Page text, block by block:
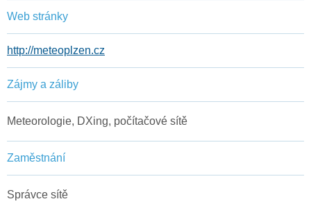
Web stránky
http://meteoplzen.cz
Zájmy a záliby
Meteorologie, DXing, počítačové sítě
Zaměstnání
Správce sítě